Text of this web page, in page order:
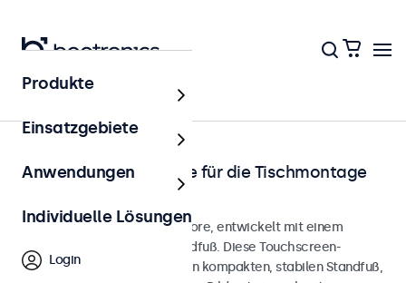
Startseite
Touchscreen-Monitore für die Tischmontage
Desktop-Touchscreen-Monitore, entwickelt mit einem
robusten, verstellbaren Standfuß. Diese Touchscreen-
Monitore verfügen über einen kompakten, stabilen Standfuß,
Produkte
Einsatzgebiete
Anwendungen
Individuelle Lösungen
Login